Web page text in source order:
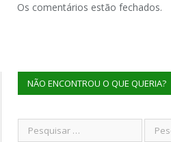
Os comentários estão fechados.
NÃO ENCONTROU O QUE QUERIA?